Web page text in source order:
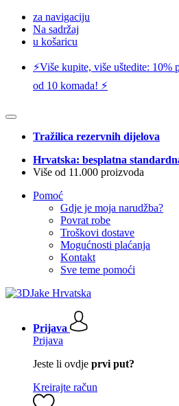
za navigaciju
Na sadržaj
u košaricu
⚡️Više kupite, više uštedite: 10%
od 10 komada! ⚡️
Tražilica rezervnih dijelova
Hrvatska: besplatna
Više od 11.000 proizvoda
Pomoć
Gdje je moja narudžba?
Povrat robe
Troškovi dostave
Mogućnosti plaćanja
Kontakt
Sve teme pomoći
Prijava
Prijava
Jeste li ovdje prvi put?
Kreirajte račun